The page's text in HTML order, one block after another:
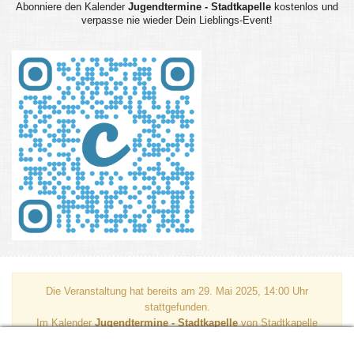
Abonniere den Kalender Jugendtermine - Stadtkapelle kostenlos und
verpasse nie wieder Dein Lieblings-Event!
Die Veranstaltung hat bereits am 29. Mai 2025, 14:00 Uhr
stattgefunden.
Im KalenderJugendtermine - Stadtkapellevon Stadtkapelle